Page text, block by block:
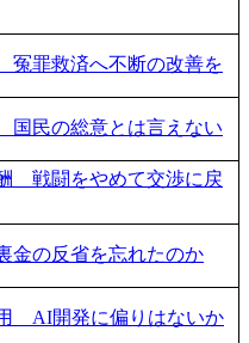
罪救済へ不断の改善を
民の総意とは言えない
戦闘をやめて交渉に戻
の反省を忘れたのか
AI開発に偏りはないか